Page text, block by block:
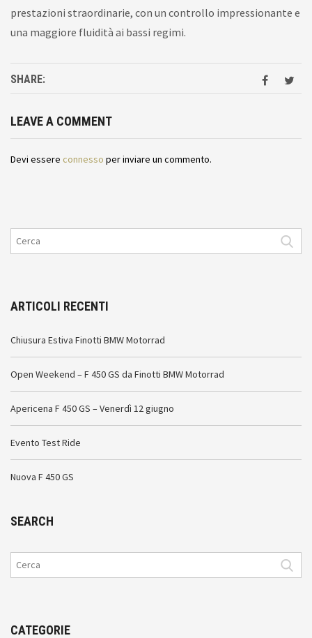
prestazioni straordinarie, con un controllo impressionante e
una maggiore fluidità ai bassi regimi.
SHARE:
LEAVE A COMMENT
Devi essere connesso per inviare un commento.
ARTICOLI RECENTI
Chiusura Estiva Finotti BMW Motorrad
Open Weekend – F 450 GS da Finotti BMW Motorrad
Apericena F 450 GS – Venerdì 12 giugno
Evento Test Ride
Nuova F 450 GS
SEARCH
CATEGORIE